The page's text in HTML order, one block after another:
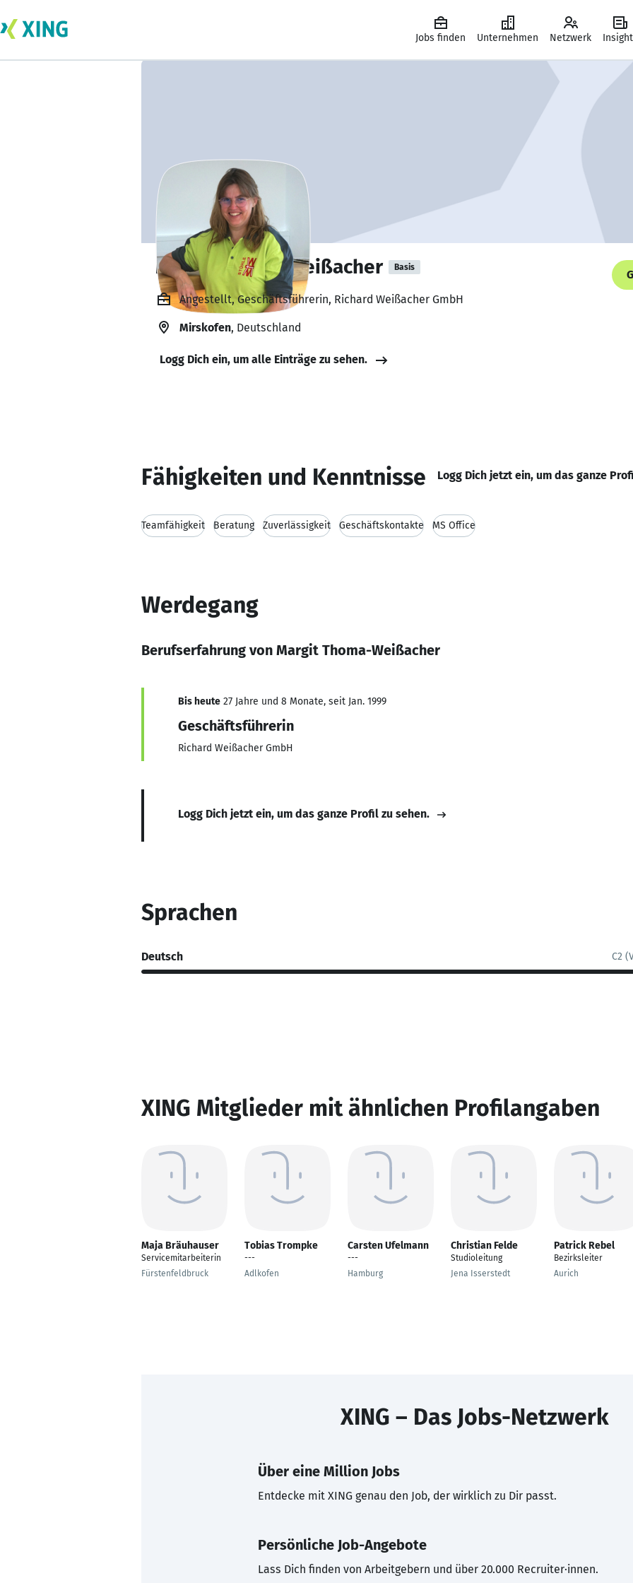
Jobs finden Unternehmen Netzwerk
Margit Thoma-Weißacher Basis
Angestellt, Geschäftsführerin, Richard Weißacher GmbH
Mirskofen, Deutschland
Logg Dich ein, um alle Einträge zu sehen.
Fähigkeiten und Kenntnisse Logg Dich jetzt ein, um das ganze
Teamfähigkeit Beratung Zuverlässigkeit Geschäftskontakte MS Office
Werdegang
Berufserfahrung von Margit Thoma-Weißacher
Bis heute 27 Jahre und 8 Monate, seit Jan. 1999
Geschäftsführerin
Richard Weißacher GmbH
Logg Dich jetzt ein, um das ganze Profil zu sehen.
Sprachen
Deutsch C2
XING Mitglieder mit ähnlichen Profilangaben
Maja Bräuhauser
Servicemitarbeiterin
Fürstenfeldbruck
Tobias Trompke
---
Adlkofen
Carsten Ufelmann
---
Hamburg
Christian Felde
Studioleitung
Jena Isserstedt
Patrick Rebel
Bezirksleiter
Aurich
XING – Das Jobs-Netzwerk
Über eine Million Jobs
Entdecke mit XING genau den Job, der wirklich zu Dir passt.
Persönliche Job-Angebote
Lass Dich finden von Arbeitgebern und über 20.000 Recruiter·innen.